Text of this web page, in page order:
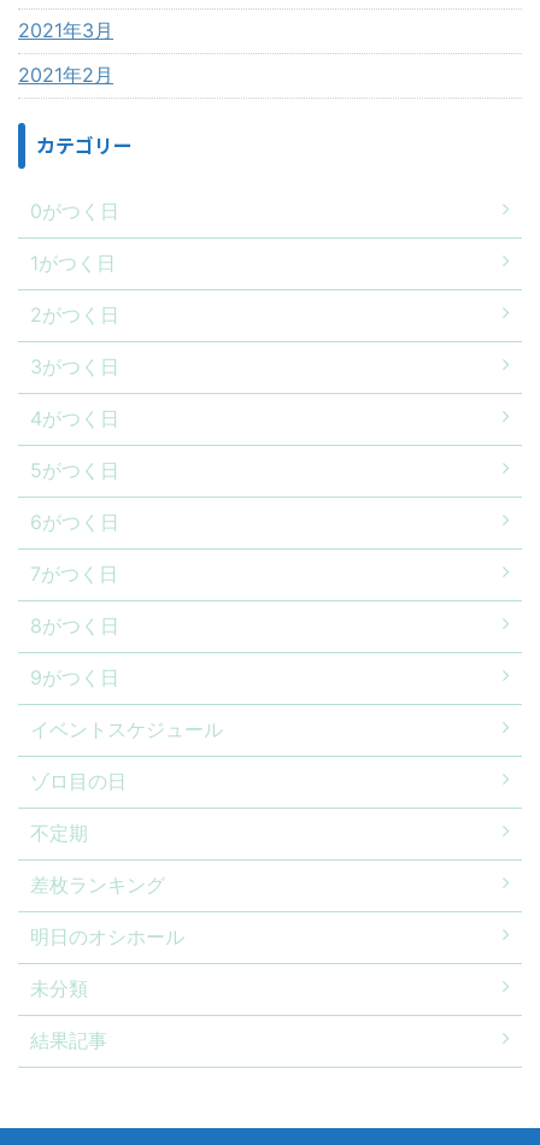
2021年3月
2021年2月
カテゴリー
0がつく日
1がつく日
2がつく日
3がつく日
4がつく日
5がつく日
6がつく日
7がつく日
8がつく日
9がつく日
イベントスケジュール
ゾロ目の日
不定期
差枚ランキング
明日のオシホール
未分類
結果記事